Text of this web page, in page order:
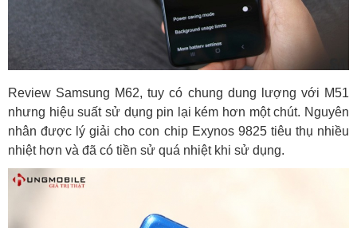
Review Samsung M62, tuy có chung dung lượng với M51
nhưng hiệu suất sử dụng pin lại kém hơn một chút. Nguyên
nhân được lý giải cho con chip Exynos 9825 tiêu thụ nhiều
nhiệt hơn và đã có tiền sử quá nhiệt khi sử dụng.